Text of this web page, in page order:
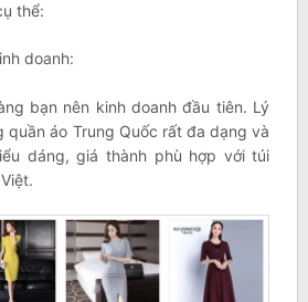
thể:
doanh:
bạn nên kinh doanh đầu tiên. Lý
quần áo Trung Quốc rất đa dạng và
dáng, giá thành phù hợp với túi